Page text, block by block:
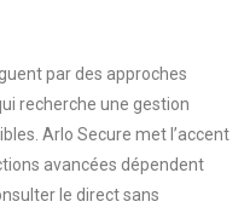
par des approches
recherche une gestion
Arlo Secure met l’accent
avancées dépendent
le direct sans